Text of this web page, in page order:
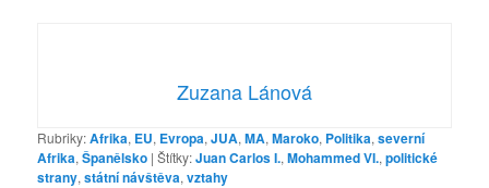
Zuzana Lánová
Rubriky:Afrika, EU, Evropa,JUA,MA,Maroko, Politika,severní
Afrika,Španělsko |Štítky:Juan Carlos I.,Mohammed VI.,politické
strany,státní návštěva,vztahy